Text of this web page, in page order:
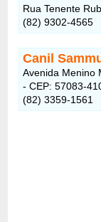
Rua Tenente
(82) 9302-4565
Canil
Avenida Menino
- CEP: 57083-
(82) 3359-1561